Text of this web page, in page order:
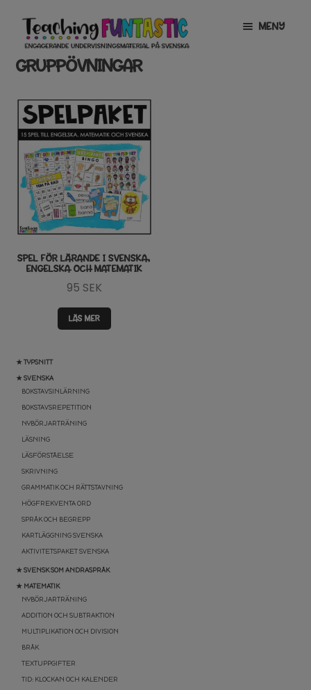
Hoppa
till
navigering
Gå
till
innehåll
MENY
INFO
MITT KONTO
GRATISMATERIAL
BUTIK
LICENSER
GRUPPÖVNINGAR
★ TYPSNITT
★ SVENSKA
BOKSTAVSINLÄRNING
BOKSTAVSREPETITION
NYBÖRJARTRÄNING
LÄSNING
LÄSFÖRSTÅELSE
SKRIVNING
GRAMMATIK OCH RÄTTSTAVNING
HÖGFREKVENTA ORD
SPRÅK OCH BEGREPP
KARTLÄGGNING SVENSKA
AKTIVITETSPAKET SVENSKA
★ SVENSK SOM ANDRASPRÅK
★ MATEMATIK
NYBÖRJARTRÄNING
ADDITION OCH SUBTRAKTION
MULTIPLIKATION OCH DIVISION
BRÅK
TEXTUPPGIFTER
TID: KLOCKAN OCH KALENDER
SPEL FÖR LÄRANDE I SVENSKA,
ENGELSKA OCH MATEMATIK
95 SEK
LÄS MER